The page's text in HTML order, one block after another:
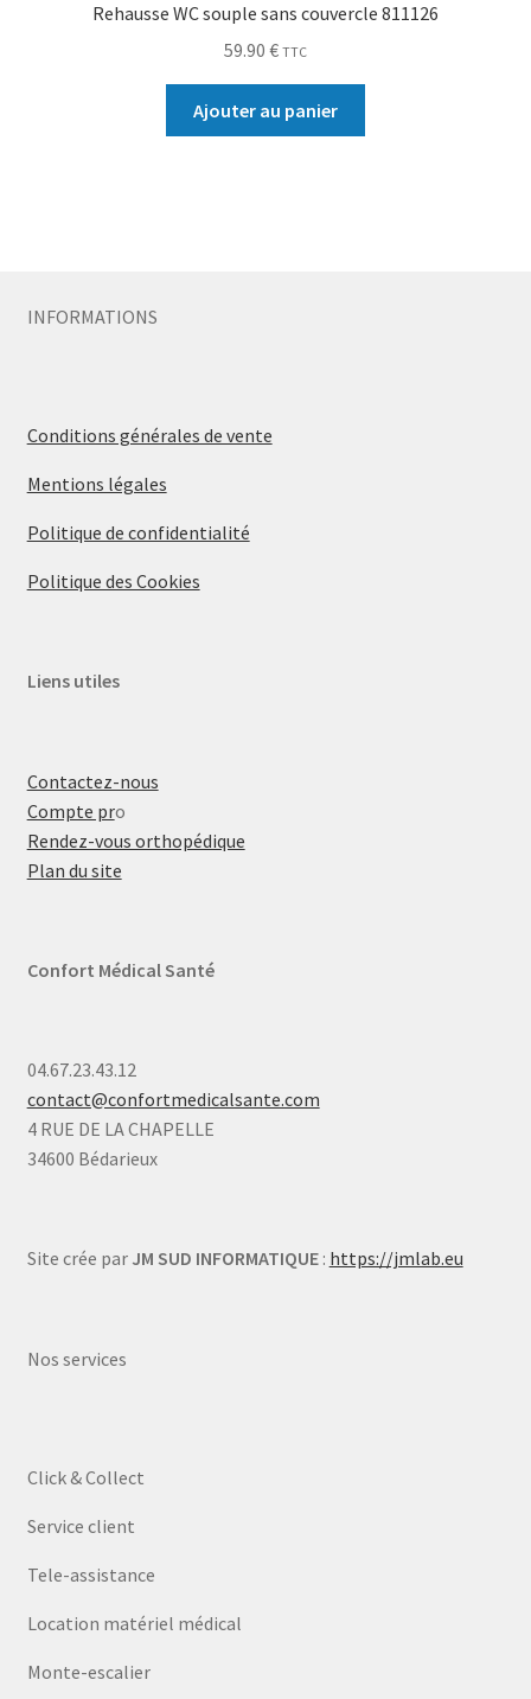
Rehausse WC souple sans couvercle 811126
59.90 € TTC
Ajouter au panier
INFORMATIONS
Conditions générales de vente
Mentions légales
Politique de confidentialité
Politique des Cookies
Liens utiles
Contactez-nous
Compte pro
Rendez-vous orthopédique
Plan du site
Confort Médical Santé
04.67.23.43.12
contact@confortmedicalsante.com
4 RUE DE LA CHAPELLE
34600 Bédarieux
Site crée par JM SUD INFORMATIQUE: https://jmlab.eu
Nos services
Click & Collect
Service client
Tele-assistance
Location matériel médical
Monte-escalier